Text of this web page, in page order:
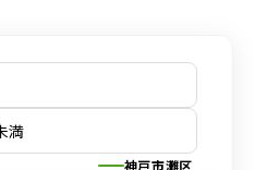
神戸市灘区